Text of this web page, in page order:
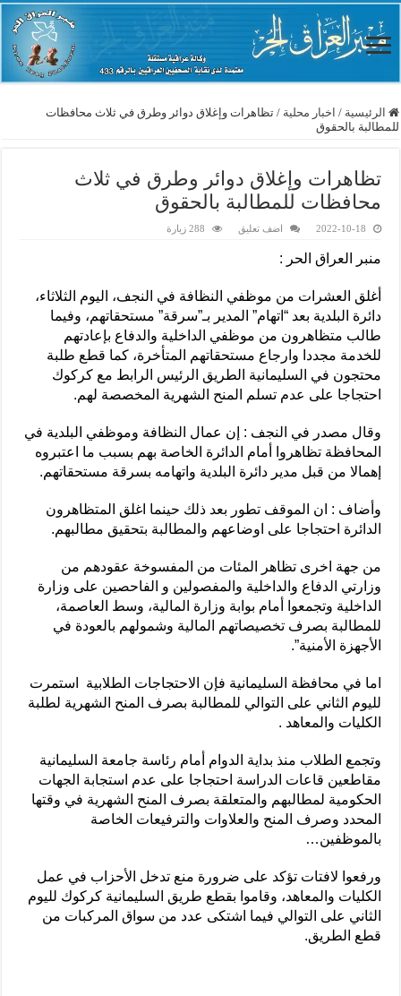
الرئيسية / اخبار محلية / تظاهرات وإغلاق دوائر وطرق في ثلاث محافظات
للمطالبة بالحقوق
تظاهرات وإغلاق دوائر وطرق في ثلاث
محافظات للمطالبة بالحقوق
2022-10-18 اضف تعليق 288 زيارة
منبر العراق الحر :
أغلق العشرات من موظفي النظافة في النجف، اليوم الثلاثاء،
دائرة البلدية بعد “اتهام” المدير بـ”سرقة” مستحقاتهم، وفيما
طالب متظاهرون من موظفي الداخلية والدفاع بإعادتهم
للخدمة مجددا وارجاع مستحقاتهم المتأخرة، كما قطع طلبة
محتجون في السليمانية الطريق الرئيس الرابط مع كركوك
احتجاجا على عدم تسلم المنح الشهرية المخصصة لهم.
وقال مصدر في النجف : إن عمال النظافة وموظفي البلدية في
المحافظة تظاهروا أمام الدائرة الخاصة بهم بسبب ما اعتبروه
إهمالا من قبل مدير دائرة البلدية واتهامه بسرقة مستحقاتهم.
وأضاف : ان الموقف تطور بعد ذلك حينما اغلق المتظاهرون
الدائرة احتجاجا على اوضاعهم والمطالبة بتحقيق مطالبهم.
من جهة اخرى تظاهر المئات من المفسوخة عقودهم من
وزارتي الدفاع والداخلية والمفصولين و الفاحصين على وزارة
الداخلية وتجمعوا أمام بوابة وزارة المالية، وسط العاصمة،
للمطالبة بصرف تخصيصاتهم المالية وشمولهم بالعودة في
الأجهزة الأمنية”.
اما في محافظة السليمانية فإن الاحتجاجات الطلابية استمرت
لليوم الثاني على التوالي للمطالبة بصرف المنح الشهرية لطلبة
الكليات والمعاهد .
وتجمع الطلاب منذ بداية الدوام أمام رئاسة جامعة السليمانية
مقاطعين قاعات الدراسة احتجاجا على عدم استجابة الجهات
الحكومية لمطالبهم والمتعلقة بصرف المنح الشهرية في وقتها
المحدد وصرف المنح والعلاوات والترفيعات الخاصة
بالموظفين…
ورفعوا لافتات تؤكد على ضرورة منع تدخل الأحزاب في عمل
الكليات والمعاهد، وقاموا بقطع طريق السليمانية كركوك لليوم
الثاني على التوالي فيما اشتكى عدد من سواق المركبات من
قطع الطريق.